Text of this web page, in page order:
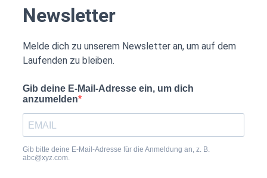
Newsletter
Melde dich zu unserem Newsletter an, um auf dem
Laufenden zu bleiben.
Gib deine E-Mail-Adresse ein, um dich
anzumelden
Gib bitte deine E-Mail-Adresse für die Anmeldung an, z. B.
abc@xyz.com.